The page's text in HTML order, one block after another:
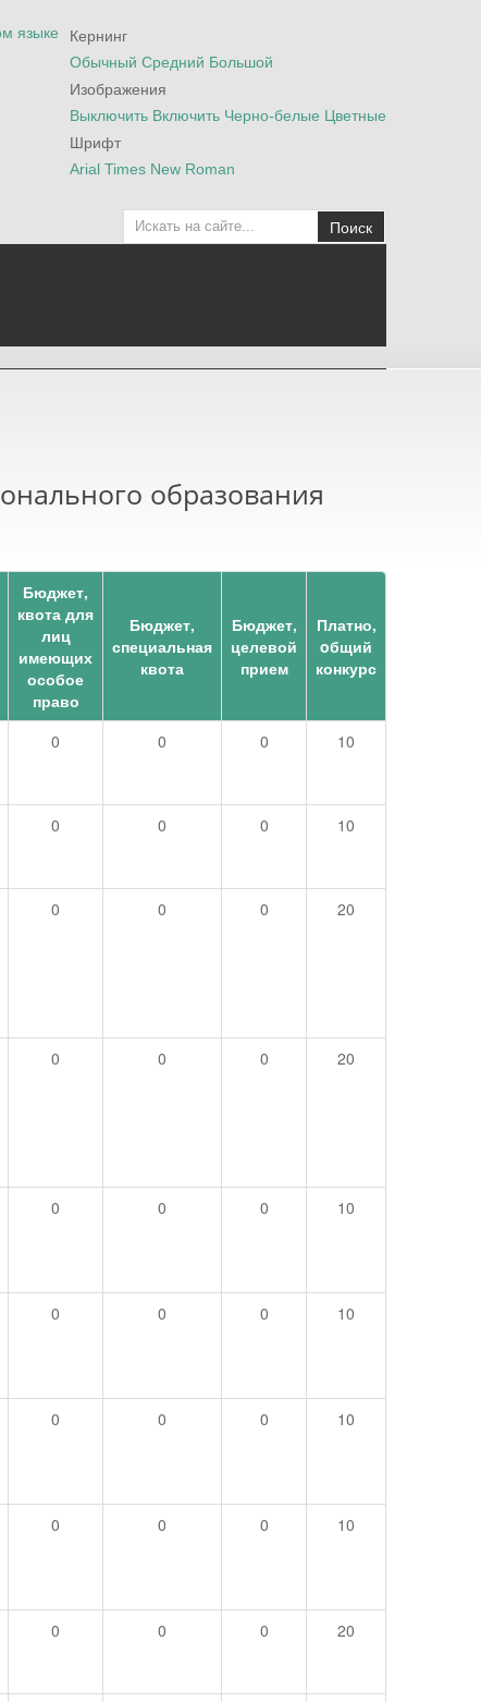
Кернинг
Обычный Средний Большой
Изображения
Выключить Включить Черно-белые Цветные
Шрифт
Arial Times New Roman
Поиск
образования
Бюджет,
квота для
лиц
имеющих
особое
право
Бюджет,
специальная
квота
Бюджет,
целевой
прием
Платно,
oбщий
конкурс
0 0 0 10
0 0 0 10
0 0 0 20
0 0 0 20
0 0 0 10
0 0 0 10
0 0 0 10
0 0 0 10
0 0 0 20